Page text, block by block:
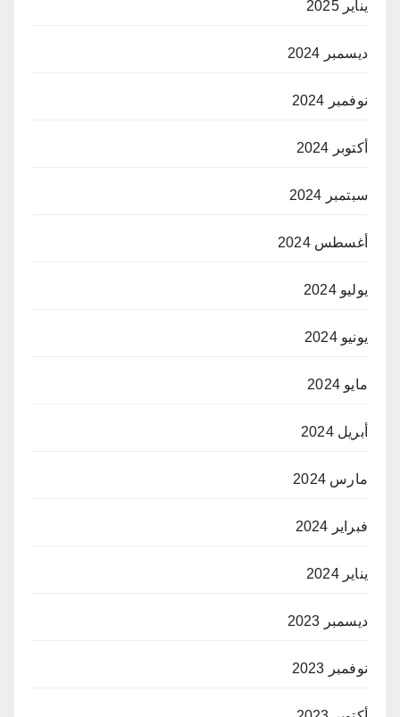
يناير 2025
ديسمبر 2024
نوفمبر 2024
أكتوبر 2024
سبتمبر 2024
أغسطس 2024
يوليو 2024
يونيو 2024
مايو 2024
أبريل 2024
مارس 2024
فبراير 2024
يناير 2024
ديسمبر 2023
نوفمبر 2023